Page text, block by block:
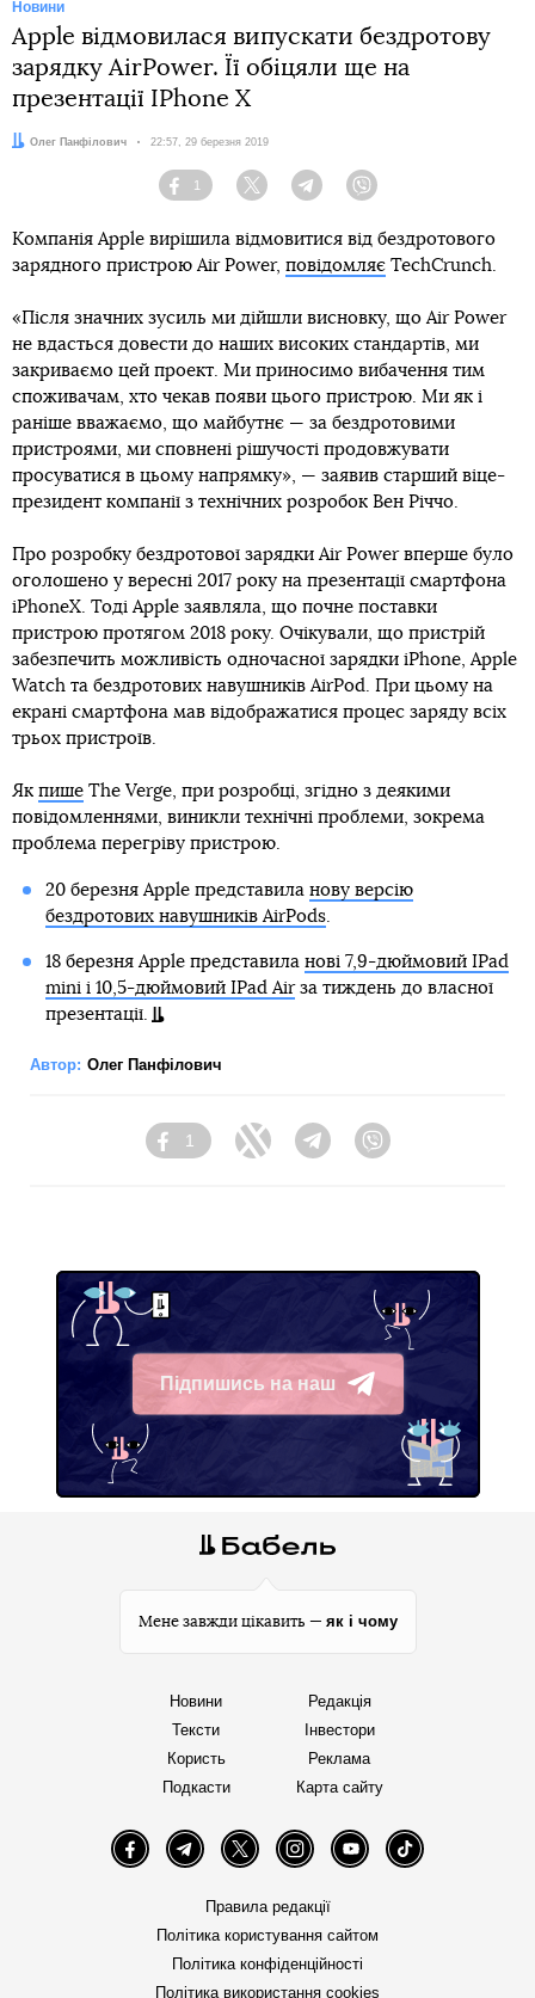
Новини
Apple відмовилася випускати бездротову
зарядку AirPower. Її обіцяли ще на
презентації IPhone X
Автор:
Олег Панфілович Дата:
22:57, 29 березня 2019
Facebook
1
Twitter TelegramViber
Компанія Apple вирішила відмовитися від бездротового
зарядного пристрою Air Power, повідомляє TechCrunch.
«Після значних зусиль ми дійшли висновку, що Air Power
не вдасться довести до наших високих стандартів, ми
закриваємо цей проект. Ми приносимо вибачення тим
споживачам, хто чекав появи цього пристрою. Ми як і
раніше вважаємо, що майбутнє — за бездротовими
пристроями, ми сповнені рішучості продовжувати
просуватися в цьому напрямку», — заявив старший віце-
президент компанії з технічних розробок Вен Річчо.
Про розробку бездротової зарядки Air Power вперше було
оголошено у вересні 2017 року на презентації смартфона
iPhoneX. Тоді Apple заявляла, що почне поставки
пристрою протягом 2018 року. Очікували, що пристрій
забезпечить можливість одночасної зарядки iPhone, Apple
Watch та бездротових навушників AirPod. При цьому на
екрані смартфона мав відображатися процес заряду всіх
трьох пристроїв.
Як пише The Verge, при розробці, згідно з деякими
повідомленнями, виникли технічні проблеми, зокрема
проблема перегріву пристрою.
20 березня Apple представила нову версію
бездротових навушників AirPods.
18 березня Apple представила нові 7,9-дюймовий IPad
mini і 10,5-дюймовий IPad Airза тиждень до власної
презентації.
Автор: Олег Панфілович
Facebook
1
Twitter Telegram
Підпишись на наш
Telegram
Мене завжди цікавить — як і чому
Новини
Тексти
Користь
Подкасти
Редакція
Інвестори
Реклама
Карта сайту
FacebookTelegramTwitter InstagramYouTube TikTok
Правила редакції
Політика користування сайтом
Політика конфіденційності
Політика використання cookies